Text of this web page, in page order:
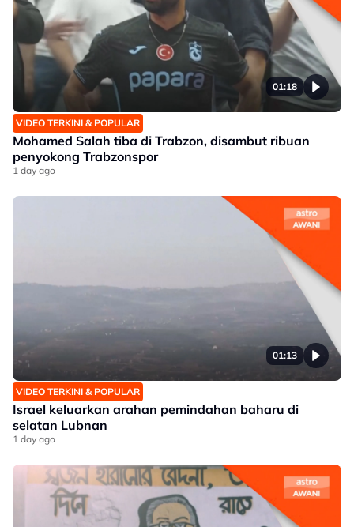
01:18
VIDEO TERKINI & POPULAR
Mohamed Salah tiba di Trabzon, disambut ribuan
penyokong Trabzonspor
1 day ago
01:13
VIDEO TERKINI & POPULAR
Israel keluarkan arahan pemindahan baharu di
selatan Lubnan
1 day ago